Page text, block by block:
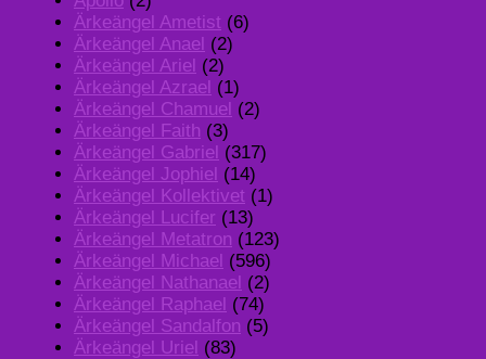
Ärkeängel Ametist (6)
Ärkeängel Anael (2)
Ärkeängel Ariel (2)
Ärkeängel Azrael (1)
Ärkeängel Chamuel (2)
Ärkeängel Faith (3)
Ärkeängel Gabriel (317)
Ärkeängel Jophiel (14)
Ärkeängel Kollektivet (1)
Ärkeängel Lucifer (13)
Ärkeängel Metatron (123)
Ärkeängel Michael (596)
Ärkeängel Nathanael (2)
Ärkeängel Raphael (74)
Ärkeängel Sandalfon (5)
Ärkeängel Uriel (83)